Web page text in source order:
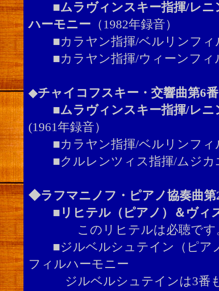
■ムラヴィンスキー指揮/レニ
ハーモニー （1982年録音）
■カラヤン指揮/ベルリンフィ
■カラヤン指揮/ウィーンフィ
◆チャイコフスキー・交響曲第6番
■ムラヴィンスキー指揮/レニ
(1961年録音）
■カラヤン指揮/ベルリンフィ
■クルレンツィス指揮/ムジカ
◆ラフマニノフ・ピアノ協奏曲第
■ リヒテル（ピアノ）＆ヴィ
このリヒテルは必聴です
■ジルベルシュテイン（ピア
フィルハーモニー
ジルベルシュテインは3番も